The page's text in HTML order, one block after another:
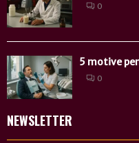
0
5 motive
0
NEWSLETTER